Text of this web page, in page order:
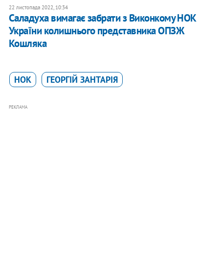
22 листопада 2022, 10:34
Саладуха вимагає забрати з Виконкому НОК
України колишнього представника ОПЗЖ
Кошляка
НОК ГЕОРГIЙ ЗАНТАРIЯ
РЕКЛАМА